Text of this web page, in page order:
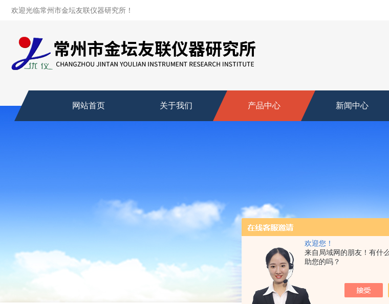
欢迎您！
来自局域网的朋友！有什
助您的吗？
欢迎光临常州市金坛友联仪器研究所！
网站首页 关于我们 产品中心 新闻中心